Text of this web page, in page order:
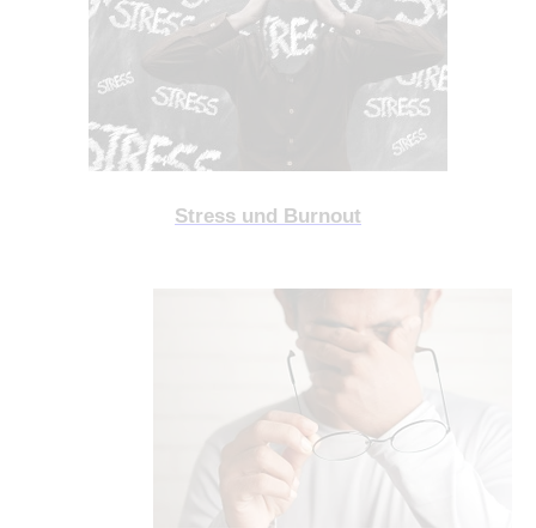
Stress und Burnout